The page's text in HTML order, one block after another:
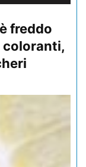
freddo
coloranti,